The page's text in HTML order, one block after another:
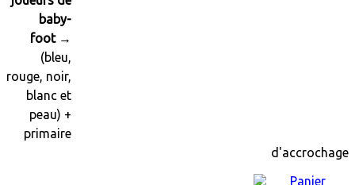
baby-
foot→
(bleu,
rouge, noir,
blanc et
peau) +
primaire
d'accrochage